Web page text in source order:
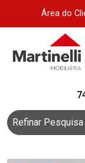
Área do
Refinar Pesquisa